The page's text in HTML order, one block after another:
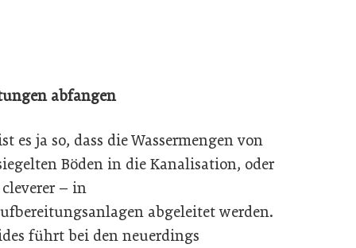
abfangen
es ja so, dass die Wassermengen von
Böden in die Kanalisation, oder
– in
abgeleitet werden.
führt bei den neuerdings